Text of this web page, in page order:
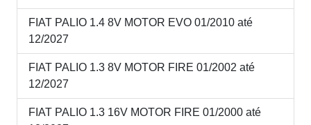
FIAT PALIO 1.4 8V MOTOR EVO 01/2010 até
12/2027
FIAT PALIO 1.3 8V MOTOR FIRE 01/2002 até
12/2027
FIAT PALIO 1.3 16V MOTOR FIRE 01/2000 até